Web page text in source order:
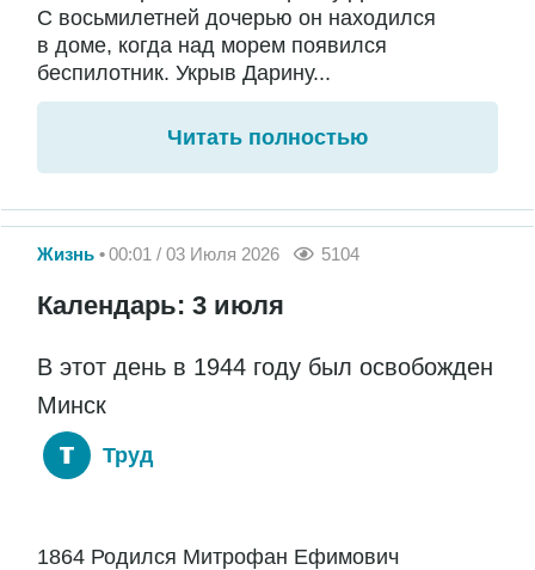
С восьмилетней дочерью он находился
в доме, когда над морем появился
беспилотник. Укрыв Дарину...
Читать полностью
Жизнь 00:01 / 03 Июля 2026 5104
Календарь: 3 июля
В этот день в 1944 году был освобожден
Минск
Труд
1864 Родился Митрофан Ефимович